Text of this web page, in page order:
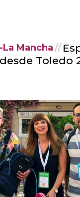
Mancha
Toledo